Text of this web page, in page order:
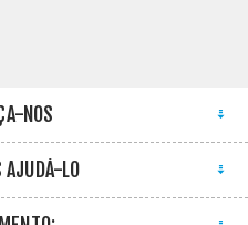
NOS
AJUDÁ-LO